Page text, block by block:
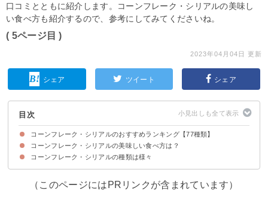
口コミとともに紹介します。コーンフレーク・シリアルの美味し
い食べ方も紹介するので、参考にしてみてくださいね。
( 5ページ目 )
2023年04月04日 更新
シェア ツイート シェア
目次
コーンフレーク・シリアルのおすすめランキング【77種類】
第77位：ネイチャーズパース フルーツジュースコーンフレーク
第76位：日清シスコ Nuts&Cerealトリプルナッツ
第75位：カルビー チョコグラ
第74位：ケロッグ コーンフレーク
第73位：日清シスコ DonutMartくちどけグレーズド
第72位：ケロッグ ハーシービッツ抹茶ホワイトチョコレート
第71位：日清シスコ Nuts&CerealストロベリーMIX
第70位：日清シスコ ごろっとグラノーラココ・ナッツ
第69位：東西食品 postオレオオズ
第68位：日清シスコ SweetsMeetsGranola濃厚ショコラ
第67位：幸福米穀 乳酸菌グラノーラフルーツ&ナッツ
第66位：アリサン 有機オートミール
第65位：カルビー マイグラ
第64位：西田精麦 九州大麦グラノーラ
第63位：カークランドシグネチャー オーガニックグラノーラ
第62位：日食 プレミアムコーンフレークストロベリー
第61位：ハンさんのおいしいくわ茶 自家製窯焼きおいしいご縁
第60位：クエーカー インスタントオートミール メープル＆ブラウンシュガ
ー
第59位：日清シスコ ごろっと果実のコーンフレーク
第58位：クエーカー レーズン＆スパイス
第57位：ケロッグ ハーシーチョコビッツとろけるチョコレート
第56位：ネイチャーズパース ホットオートミールオリジナル
第55位：ムソー 有機玄米フレークプレーン
第54位：ムソー オーガニックコーンフレークプレーン
第53位：ボブズレッドミル グルテンフリーミューズリー
第52位：日食 プレミアムコーンフレーク最上級プレーン
第51位：日食 プレミアムコーンフレークビターチョコ
第50位：ネイチャーズパース ハニーアーモンドグラノーラ
第49位：カルビー グラノーラプラスプロテインin
第48位：エルサンクジャポン オーガニックオートミール
第47位：HappyBelly さくさく食感のフルーツグラノーラ
第46位：ケロッグ ハーシーチョコビッツ
第45位：NICHIGA オートミール
第44位：ケロッグ ユニコーンフルーツループ
第43位：西田精麦 そのままたべられる九州もち麦フレーク
第42位：ラブクランチオーガニックグラノーラダークチョコレート&レッド
ベリー
第41位：カルビー フルグラ糖質オフ
第40位：ケロッグ 1日分のマルチビタミングラノラ糖質オフ
第39位：ケロッグ サクサクはちみつフレークのグラノラハーフ
第38位：ラブクランチオーガニックグラノーラ
第37位：ケロッグ オールブランナッツミックス
第36位：日食 プレミアムコーンフレークビートシュガー&シロップ
第35位：はくばく あまくないもち麦フレーク
第34位：デルバ グレープナッツミューズリー
第33位：ケロッグ くちどけチョコレートグラノラハーフ
第32位：ボブズレッドミル クイッククッキングロールドオーツ
第31位：日清シスコ ごろっとグラノーラいちごづくし
第30位：西田精麦 そのままたべられるバーリーマックスフレーク
第29位：ケロッグ ココくんのチョコワ
第28位：エルサンクジャポン 有機シリアルビオミューズリープレミアム
第27位：ケロッグ ココくんのチョコクリスピー
第26位：富澤商店 オートミール
第25位：ケロッグ 玄米フレーク
第24位：カルビー フルグラチョコクランチ＆バナナ
第23位：日清シスコ ごろっとグラノーラ5種の彩り果実
第22位：カルビー グラノーラ
第21位：アララ クランチブランミューズリー
第20位：デルバ ファイブフルーツミューズリー
第19位：ケロッグ オールブランブランリッチ
第18位：ケロッグ 大豆プロテイングラノラ
第17位：日食 オーツオートミール
第16位：ケロッグ オールブランブランフレーク
第15位：日清シスコ 素材のごほうびココナッツフレーク
第14位：ケロッグ コーンフロスティ
第13位：ケロッグ フルーツグラノラ朝摘みいちご
第12位：ライスアイランド オートミール
第11位：ケロッグ オールブランフルーツミックス
第10位：日清シスコ シスコーンBIGフロスト
第9位：クエーカー インスタントオートミール
第8位：ケロッグ フルーツグラノーラハーフ
第7位：カルビー グラノーラプラス1日分の鉄分
第6位：日清シスコ ごろっとグラノーラ糖質60%オフ
第5位：日本食品製造 プレミアムピュアオートミール
第4位：日清シスコ ごろっとグラノーラチョコナッツ
第3位：カルビー フルグラ
第2位：日本食品製造 オーガニックピュアオートミール
第1位：クエーカー オールドファッションオートミール
コーンフレーク・シリアルの美味しい食べ方は？
①ヨーグルトに入れる
②サラダに入れる
③スープに入れる
④他のシリアルとブレンドする
コーンフレーク・シリアルの種類は様々
（このページにはPRリンクが含まれています）